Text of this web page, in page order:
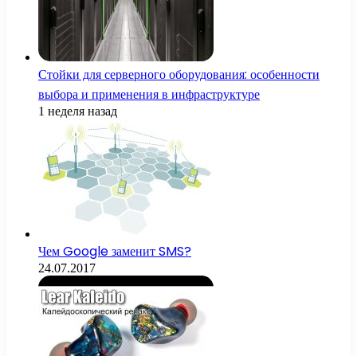
Стойки для серверного оборудования: особенности
выбора и применения в инфраструктуре
1 неделя назад
Чем Google заменит SMS?
24.07.2017